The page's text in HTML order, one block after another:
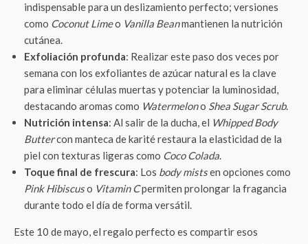
indispensable para un deslizamiento perfecto; versiones
como Coconut Limeo Vanilla Beanmantienen la nutrición
cutánea.
Exfoliación profunda: Realizar este paso dos veces por
semana con los exfoliantes de azúcar natural es la clave
para eliminar células muertas y potenciar la luminosidad,
destacando aromas como Watermelono Shea Sugar Scrub.
Nutrición intensa: Al salir de la ducha, el Whipped Body
Buttercon manteca de karité restaura la elasticidad de la
piel con texturas ligeras como Coco Colada.
Toque final de frescura: Los body mistsen opciones como
Pink Hibiscuso Vitamin Cpermiten prolongar la fragancia
durante todo el día de forma versátil.
Este 10 de mayo, el regalo perfecto es compartir esos